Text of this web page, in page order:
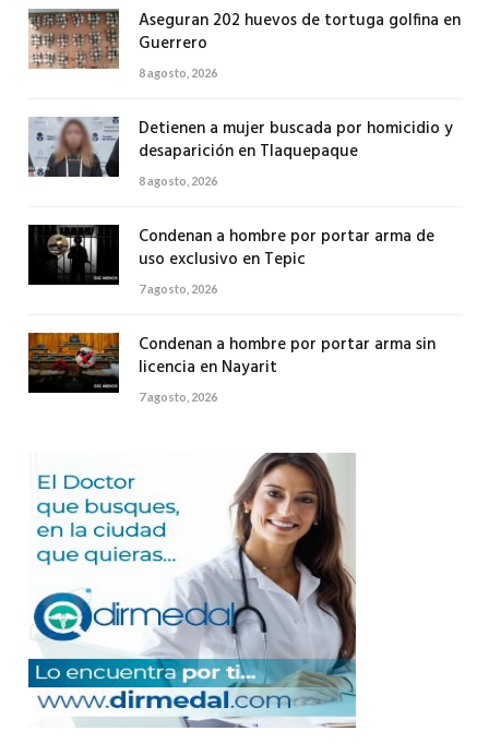
Aseguran 202 huevos de tortuga golfina en
Guerrero
8 agosto, 2026
Detienen a mujer buscada por homicidio y
desaparición en Tlaquepaque
8 agosto, 2026
Condenan a hombre por portar arma de
uso exclusivo en Tepic
7 agosto, 2026
Condenan a hombre por portar arma sin
licencia en Nayarit
7 agosto, 2026